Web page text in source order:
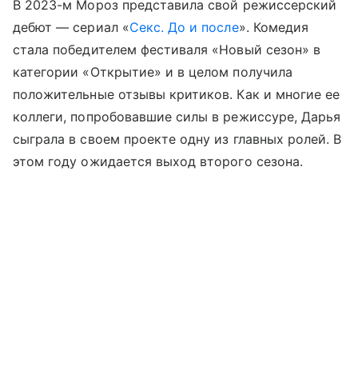
В 2023-м Мороз представила свой режиссерский
дебют — сериал «Секс. До и после». Комедия
стала победителем фестиваля «Новый сезон» в
категории «Открытие» и в целом получила
положительные отзывы критиков. Как и многие ее
коллеги, попробовавшие силы в режиссуре, Дарья
сыграла в своем проекте одну из главных ролей. В
этом году ожидается выход второго сезона.